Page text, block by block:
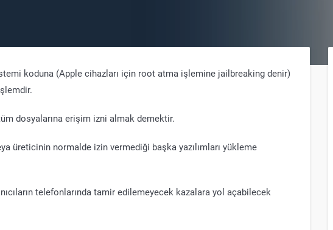
koduna (Apple cihazları için root atma işlemine jailbreaking denir)
dosyalarına erişim izni almak demektir.
üreticinin normalde izin vermediği başka yazılımları yükleme
telefonlarında tamir edilemeyecek kazalara yol açabilecek